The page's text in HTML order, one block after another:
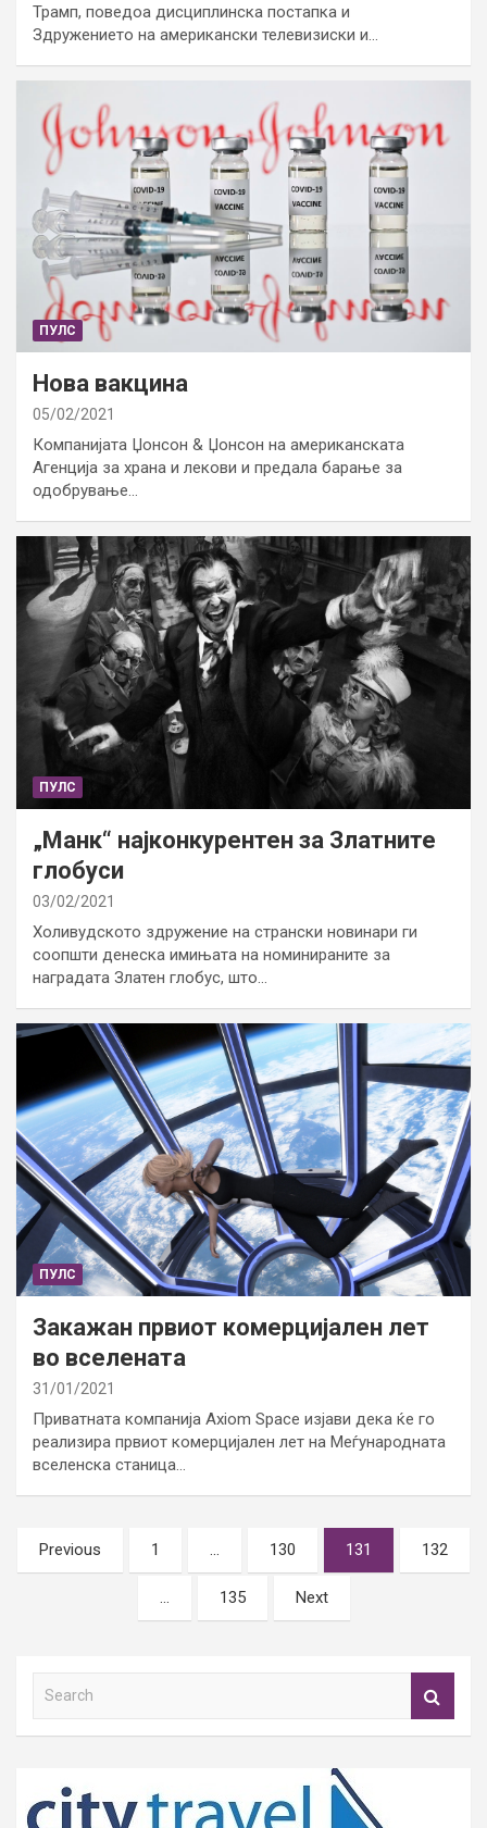
Трамп, поведоа дисциплинска постапка и
Здружението на американски телевизиски и…
ПУЛС
Нова вакцина
05/02/2021
Компанијата Џонсон & Џонсон на американската
Агенција за храна и лекови и предала барање за
одобрување…
ПУЛС
„Манк“ најконкурентен за Златните
глобуси
03/02/2021
Холивудското здружение на странски новинари ги
соопшти денеска имињата на номинираните за
наградата Златен глобус, што…
ПУЛС
Закажан првиот комерцијален лет
во вселената
31/01/2021
Приватната компанија Axiom Space изјави дека ќе го
реализира првиот комерцијален лет на Меѓународната
вселенска станица…
Posts
pagination
Previous 1 … 130 131 132
… 135 Next
h